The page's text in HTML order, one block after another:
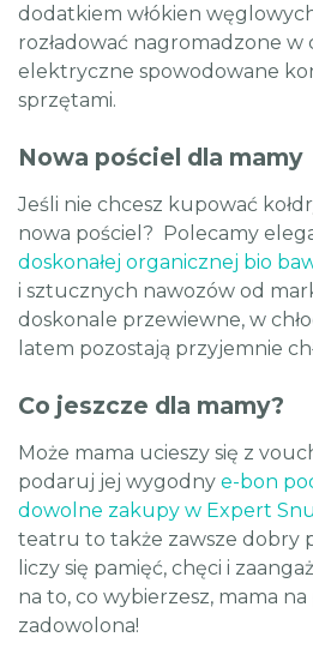
dodatkiem włókien
rozładować nagromadzone w
elektryczne spowodowane
sprzętami.
Nowa pościel dla mamy
Jeśli nie chcesz kupować
nowa pościel? Polecamy
doskonałej organicznej bio
i sztucznych nawozów od
doskonale przewiewne, w
latem pozostają przyjemnie
Co jeszcze dla mamy?
Może mama ucieszy się z
podaruj jej wygodny e-bon
dowolne zakupy w Expert Snu
teatru to także zawsze dobry
liczy się pamięć, chęci i
na to, co wybierzesz, mama
zadowolona!